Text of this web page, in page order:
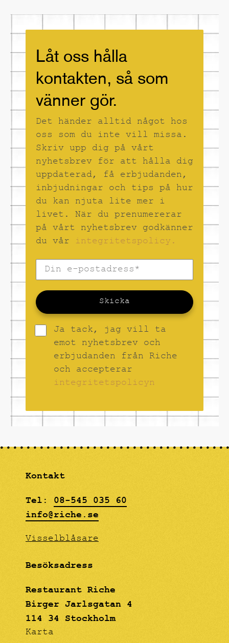
blänkande hud, och i
en Trompe Lóeil-
erotik och sensualism.
tidigaste bilderna
Helene Schmitz är
kanske mest känd för
att arbeta med serier
komplicerade relation
till naturen.
inlägg
Låt oss hålla
kontakten, så som
vänner gör.
Det händer alltid något hos
oss som du inte vill missa.
Skriv upp dig på vårt
nyhetsbrev för att hålla dig
uppdaterad, få erbjudanden,
inbjudningar och tips på hur
du kan njuta lite mer i
livet. När du prenumererar
på vårt nyhetsbrev godkänner
du vår integritetspolicy.
Skicka
Ja tack, jag vill ta
emot nyhetsbrev och
erbjudanden från Riche
och accepterar
integritetspolicyn
Kontakt
Tel: 08-545 035 60
info@riche.se
Visselblåsare
Besöksadress
Restaurant Riche
Birger Jarlsgatan 4
114 34 Stockholm
Karta